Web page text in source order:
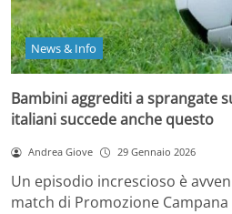
News & Info
Bambini aggrediti a sprangate
italiani succede anche questo
Andrea Giove 29 Gennaio 2026
Un episodio increscioso è
match di Promozione